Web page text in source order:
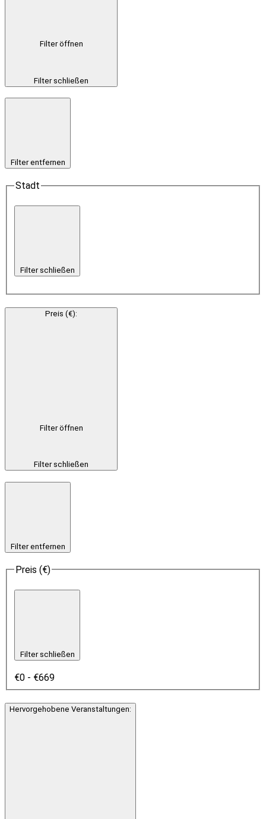
Filter öffnen
Filter schließen
Filter entfernen
Stadt
Filter schließen
Preis (€):
Filter öffnen
Filter schließen
Filter entfernen
Preis (€)
Filter schließen
€0 - €669
Hervorgehobene Veranstaltungen: